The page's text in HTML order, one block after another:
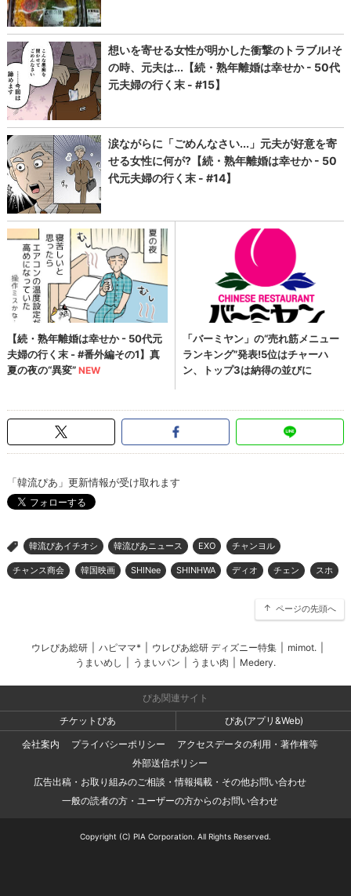
「韓流ぴあ」更新情報が受け取れます
> 韓流ぴあイチオシ 韓流ぴあニュース EXO チャンヨル
チャンス商会 韓国映画 SHINee SHINHWA ディオ チェン スホ
ページの先頭へ
ウレぴあ総研 ハピママ* ウレぴあ総研 ディズニー特集 mimot.
うまいめし
うまいパン うまい肉 Medery.
ぴあ関連サイト
チケットぴあ
ぴあ(アプリ&Web)
会社案内
プライバシーポリシー
アクセスデータの利用・著作権等
外部送信ポリシー
広告出稿・お取り組みのご相談・情報掲載・その他お問い合わせ
一般の読者の方・ユーザーの方からのお問い合わせ
Copyright (C) PIA Corporation. All Rights Reserved.